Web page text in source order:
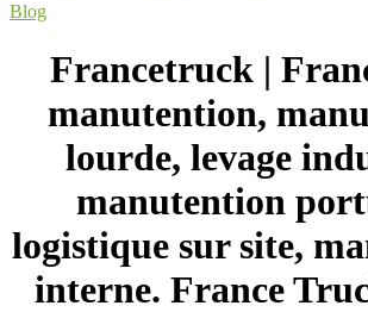
Blog
Francetruck |
manutention,
lourde, levage
manutention
logistique sur site,
interne. France